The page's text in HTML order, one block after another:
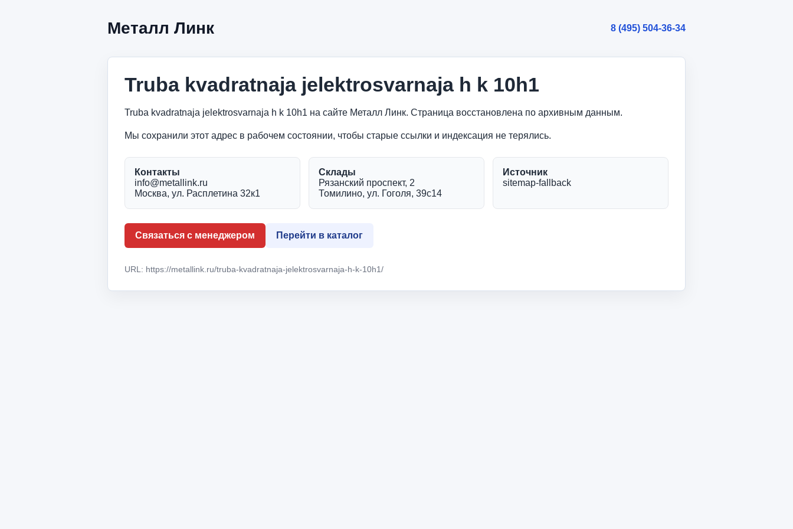
Металл Линк 8 (495) 504-36-34
Truba kvadratnaja jelektrosvarnaja h k 10h1
Truba kvadratnaja jelektrosvarnaja h k 10h1 на сайте Металл Линк. Страница восстановлена по архивным данным.
Мы сохранили этот адрес в рабочем состоянии, чтобы старые ссылки и индексация не терялись.
Контакты
info@metallink.ru
Москва, ул. Расплетина 32к1
Склады
Рязанский проспект, 2
Томилино, ул. Гоголя, 39с14
Источник
sitemap-fallback
Связаться с менеджером Перейти в каталог
URL: https://metallink.ru/truba-kvadratnaja-jelektrosvarnaja-h-k-10h1/